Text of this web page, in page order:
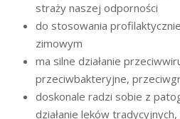
straży naszej odporności
do stosowania
zimowym
ma silne działanie
przeciwbakteryjne,
doskonale radzi sobie z
działanie leków